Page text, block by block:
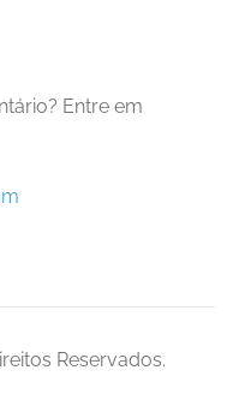
Entre em
Reservados.